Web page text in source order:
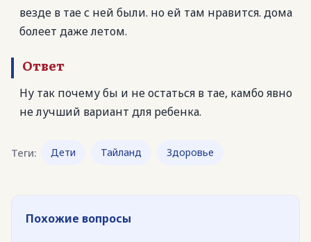
везде в тае с ней были. но ей там нравится. дома
болеет даже летом.
Ответ
Ну так почему бы и не остаться в тае, камбо явно
не лучший вариант для ребенка.
Теги: Дети Тайланд Здоровье
Похожие вопросы